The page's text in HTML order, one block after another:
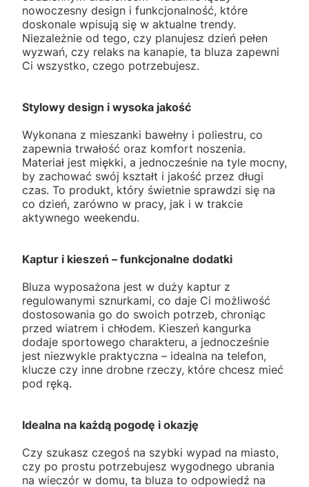
nowoczesny design i funkcjonalność, które
doskonale wpisują się w aktualne trendy.
Niezależnie od tego, czy planujesz dzień pełen
wyzwań, czy relaks na kanapie, ta bluza zapewni
Ci wszystko, czego potrzebujesz.
Stylowy design i wysoka jakość
Wykonana z mieszanki bawełny i poliestru, co
zapewnia trwałość oraz komfort noszenia.
Materiał jest miękki, a jednocześnie na tyle mocny,
by zachować swój kształt i jakość przez długi
czas. To produkt, który świetnie sprawdzi się na
co dzień, zarówno w pracy, jak i w trakcie
aktywnego weekendu.
Kaptur i kieszeń – funkcjonalne dodatki
Bluza wyposażona jest w duży kaptur z
regulowanymi sznurkami, co daje Ci możliwość
dostosowania go do swoich potrzeb, chroniąc
przed wiatrem i chłodem. Kieszeń kangurka
dodaje sportowego charakteru, a jednocześnie
jest niezwykle praktyczna – idealna na telefon,
klucze czy inne drobne rzeczy, które chcesz mieć
pod ręką.
Idealna na każdą pogodę i okazję
Czy szukasz czegoś na szybki wypad na miasto,
czy po prostu potrzebujesz wygodnego ubrania
na wieczór w domu, ta bluza to odpowiedź na